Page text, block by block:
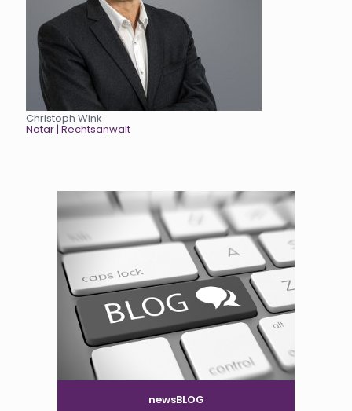
Christoph Wink
Notar| Rechtsanwalt
newsBLOG